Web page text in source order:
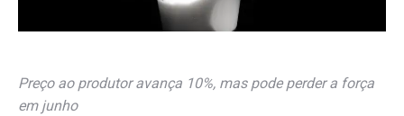
Preço ao produtor avança 10%, mas pode perder a força
em junho